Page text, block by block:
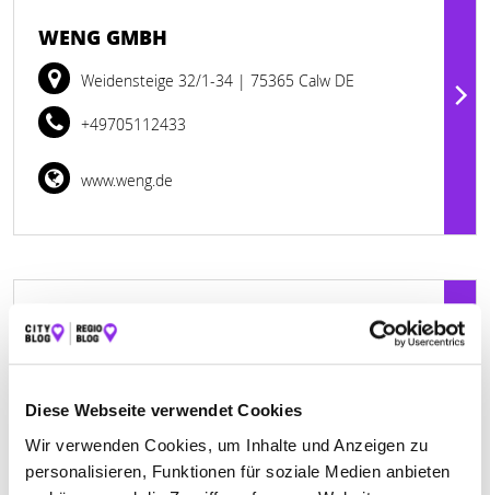
Diese Webseite verwendet Cookies
Wir verwenden Cookies, um Inhalte und Anzeigen zu
personalisieren, Funktionen für soziale Medien anbieten
WENG GMBH
Weidensteige 32/1-34 | 75365 Calw DE
+49705112433
www.weng.de
MARTIN SEEBACHER GMBH
Industriestraße 8| 77767 Appenweier DE
+4978055334